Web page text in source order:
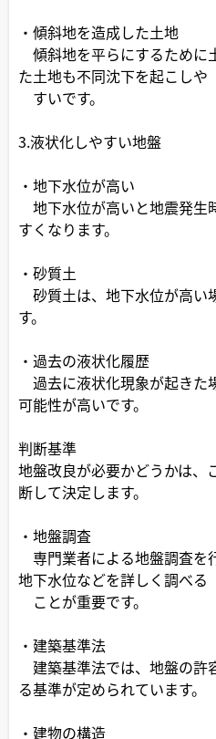
・傾斜地を造成した土地
傾斜地を平らにするために
た土地も不同沈下を起こしや
すいです。
3.液状化しやすい地盤
・地下水位が高い
地下水位が高いと地震発生
すくなります。
・砂質土
砂質土は、地下水位が高い
す。
・過去の液状化履歴
過去に液状化現象が起きた
可能性が高いです。
判断基準
地盤改良が必要かどうかは、
断して決定します。
・地盤調査
専門業者による地盤調査を
地下水位などを詳しく調べる
ことが重要です。
・建築基準法
建築基準法では、地盤の許
る基準が定められています。
・建物の構造